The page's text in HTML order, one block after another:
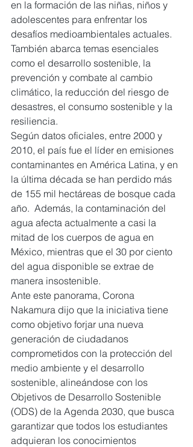
en la formación de las niñas, niños y
adolescentes para enfrentar los
desafíos medioambientales actuales.
También abarca temas esenciales
como el desarrollo sostenible, la
prevención y combate al cambio
climático, la reducción del riesgo de
desastres, el consumo sostenible y la
resiliencia.
Según datos oficiales, entre 2000 y
2010, el país fue el líder en emisiones
contaminantes en América Latina, y en
la última década se han perdido más
de 155 mil hectáreas de bosque cada
año.  Además, la contaminación del
agua afecta actualmente a casi la
mitad de los cuerpos de agua en
México, mientras que el 30 por ciento
del agua disponible se extrae de
manera insostenible.
Ante este panorama, Corona
Nakamura dijo que la iniciativa tiene
como objetivo forjar una nueva
generación de ciudadanos
comprometidos con la protección del
medio ambiente y el desarrollo
sostenible, alineándose con los
Objetivos de Desarrollo Sostenible
(ODS) de la Agenda 2030, que busca
garantizar que todos los estudiantes
adquieran los conocimientos